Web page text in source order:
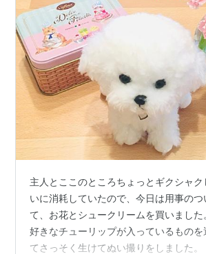
主人とここのところちょっとギクシャ
いに消耗していたので、今日は用事のつ
て、お花とシュークリームを買いまし
好きなチューリップが入っているものを
てさっそく生けてぬい撮りをしました。